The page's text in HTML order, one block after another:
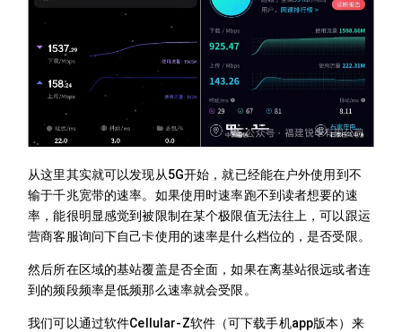
从这里其实就可以发现从5G开始，就已经能在户外使用到不
输于千兆宽带的速率。如果使用时速率跑不到读者想要的速
率，能很明显感觉到被限制在某个极限值无法往上，可以跟运
营商客服询问下自己卡使用的速率是什么档位的，是否受限。
然后所在区域的基站覆盖是否全面，如果在离基站很远或者连
到的频段频率是低频那么速率就会受限。
我们可以通过软件Cellular-Z软件（可下载手机app版本）来